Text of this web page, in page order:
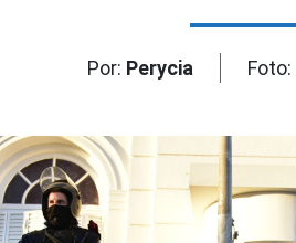
Por: Perycia Foto: